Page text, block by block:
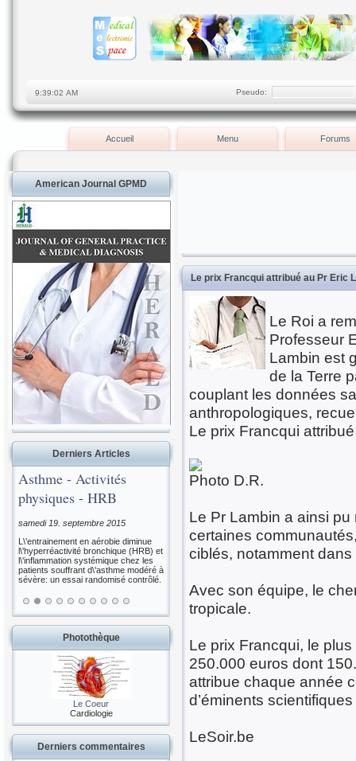
Pseudo:
Accueil Menu Forums
American Journal GPMD
Derniers Articles
Asthme - Activités
physiques - HRB
samedi 19. septembre 2015
L\'entrainement en aérobie diminue
l\'hyperréactivité bronchique (HRB) et
l\'inflammation systémique chez les
patients souffrant d\'asthme modéré à
sévère: un essai randomisé contrôlé.
Photothèque
Le Coeur
Cardiologie
Derniers commentaires
Le prix Francqui attribué au Pr Eric
Le Roi a
Professeur
Lambin est
de la Terre
couplant les données
anthropologiques,
Le prix Francqui
Photo D.R.
Le Pr Lambin a ainsi pu
certaines
ciblés, notamment
Avec son équipe, le
tropicale.
Le prix Francqui, le
250.000 euros dont
attribue chaque année
d’éminents
LeSoir.be